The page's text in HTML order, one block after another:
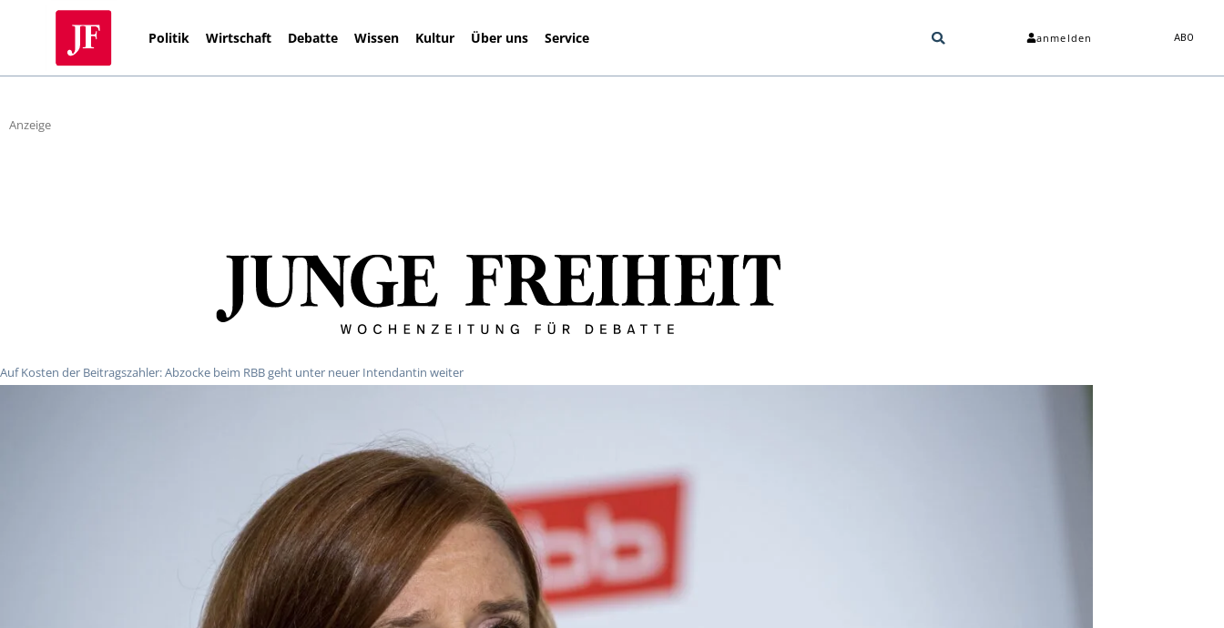
Politik Wirtschaft Debatte Wissen Kultur Über uns Service anmelden ABO
Anzeige
Auf Kosten der Beitragszahler: Abzocke beim RBB geht unter neuer Intendantin weiter